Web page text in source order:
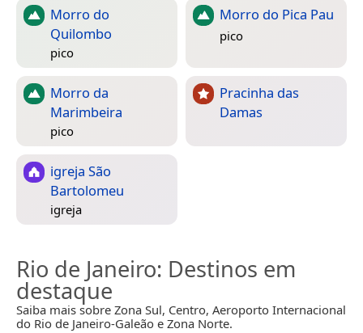
Morro do
Quilombo
pico
Morro do Pica Pau
pico
Morro da
Marimbeira
pico
Pracinha das
Damas
igreja São
Bartolomeu
igreja
Rio de Janeiro: Destinos em
destaque
Saiba mais sobre Zona Sul, Centro, Aeroporto Internacional
do Rio de Janeiro-Galeão e Zona Norte.